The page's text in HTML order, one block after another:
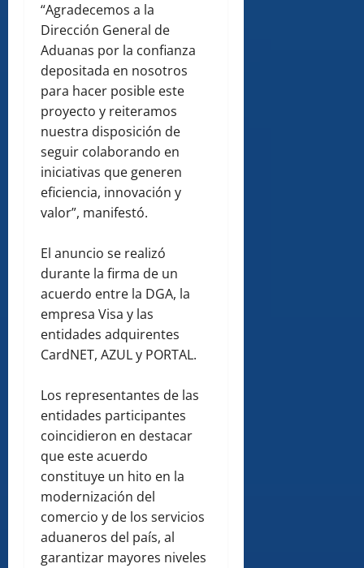
“Agradecemos a la
Dirección General de
Aduanas por la confianza
depositada en nosotros
para hacer posible este
proyecto y reiteramos
nuestra disposición de
seguir colaborando en
iniciativas que generen
eficiencia, innovación y
valor”, manifestó.
El anuncio se realizó
durante la firma de un
acuerdo entre la DGA, la
empresa Visa y las
entidades adquirentes
CardNET, AZUL y PORTAL.
Los representantes de las
entidades participantes
coincidieron en destacar
que este acuerdo
constituye un hito en la
modernización del
comercio y de los servicios
aduaneros del país, al
garantizar mayores niveles